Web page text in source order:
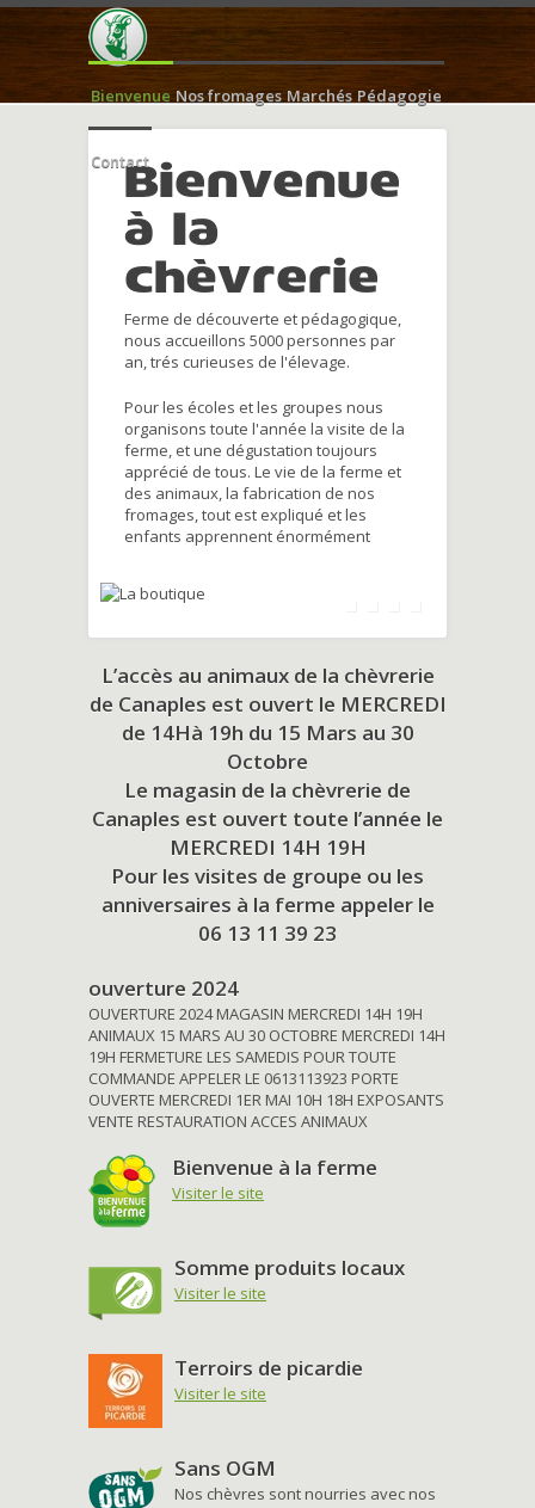
Bienvenue Nos fromages Marchés Pédagogie
ContactBienvenue
à la
chèvrerie
Ferme de découverte et pédagogique,
nous accueillons 5000 personnes par
an, trés curieuses de l'élevage.
Pour les écoles et les groupes nous
organisons toute l'année la visite de la
ferme, et une dégustation toujours
apprécié de tous. Le vie de la ferme et
des animaux, la fabrication de nos
fromages, tout est expliqué et les
enfants apprennent énormément
L’accès au animaux de la chèvrerie
de Canaples est ouvert le MERCREDI
de 14Hà 19h du 15 Mars au 30
Octobre
Le magasin de la chèvrerie de
Canaples est ouvert toute l’année le
MERCREDI 14H 19H
Pour les visites de groupe ou les
anniversaires à la ferme appeler le
06 13 11 39 23
ouverture 2024
OUVERTURE 2024 MAGASIN MERCREDI 14H 19H
ANIMAUX 15 MARS AU 30 OCTOBRE MERCREDI 14H
19H FERMETURE LES SAMEDIS POUR TOUTE
COMMANDE APPELER LE 0613113923 PORTE
OUVERTE MERCREDI 1ER MAI 10H 18H EXPOSANTS
VENTE RESTAURATION ACCES ANIMAUX
Bienvenue à la ferme
Visiter le site
Somme produits locaux
Visiter le site
Terroirs de picardie
Visiter le site
Sans OGM
Nos chèvres sont nourries avec nos